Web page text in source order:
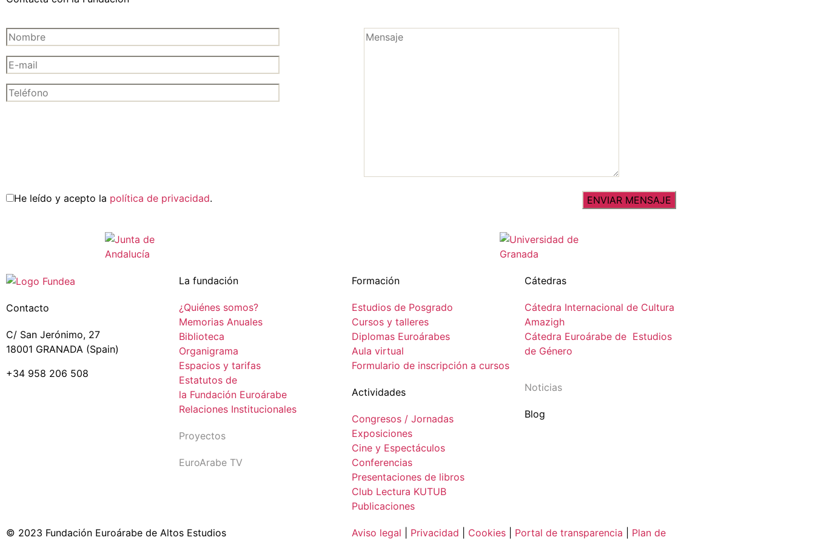
He leído y acepto la política de privacidad.
Contacto
C/ San Jerónimo, 27
18001 GRANADA (Spain)
+34 958 206 508
La fundación
¿Quiénes somos?
Memorias Anuales
Biblioteca
Organigrama
Espacios y tarifas
Estatutos de
la Fundación Euroárabe
Relaciones Institucionales
Proyectos
EuroArabe TV
Formación
Estudios de Posgrado
Cursos y talleres
Diplomas Euroárabes
Aula virtual
Formulario de inscripción a cursos
Actividades
Congresos / Jornadas
Exposiciones
Cine y Espectáculos
Conferencias
Presentaciones de libros
Club Lectura KUTUB
Publicaciones
Cátedras
Cátedra Internacional de Cultura
Amazigh
Cátedra Euroárabe de Estudios
de Género
Noticias
Blog
© 2023 Fundación Euroárabe de Altos Estudios Aviso legal Privacidad Cookies Portal de transparencia
Plan de